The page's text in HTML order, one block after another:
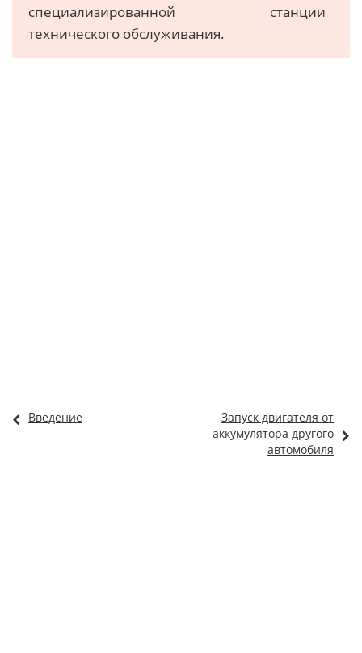
специализированной станции
технического обслуживания.
Введение
Запуск двигателя от
аккумулятора другого
автомобиля